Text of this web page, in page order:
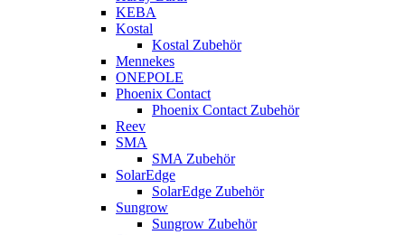
KEBA
Kostal
Kostal Zubehör
Mennekes
ONEPOLE
Phoenix Contact
Phoenix Contact Zubehör
Reev
SMA
SMA Zubehör
SolarEdge
SolarEdge Zubehör
Sungrow
Sungrow Zubehör